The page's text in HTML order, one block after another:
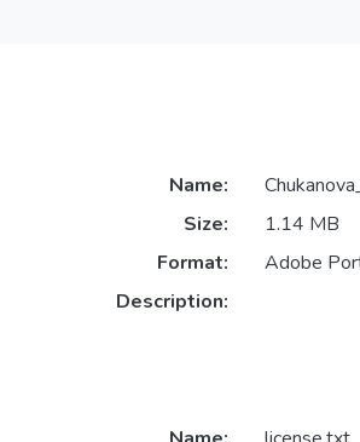
Name:
Size:
1.14 MB
Format:
Adobe
Description: